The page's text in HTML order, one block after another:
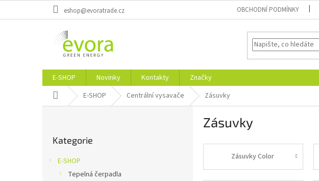
eshop@evoratrade.cz OBCHODNÍ PODMÍNKY
E-SHOP Novinky Kontakty
Značky
Domů E-SHOP Centrální vysavače Zásuvky
kategorie
Kategorie
E-SHOP
Tepelná čerpadla
Zásuvky
Zásuvky Color